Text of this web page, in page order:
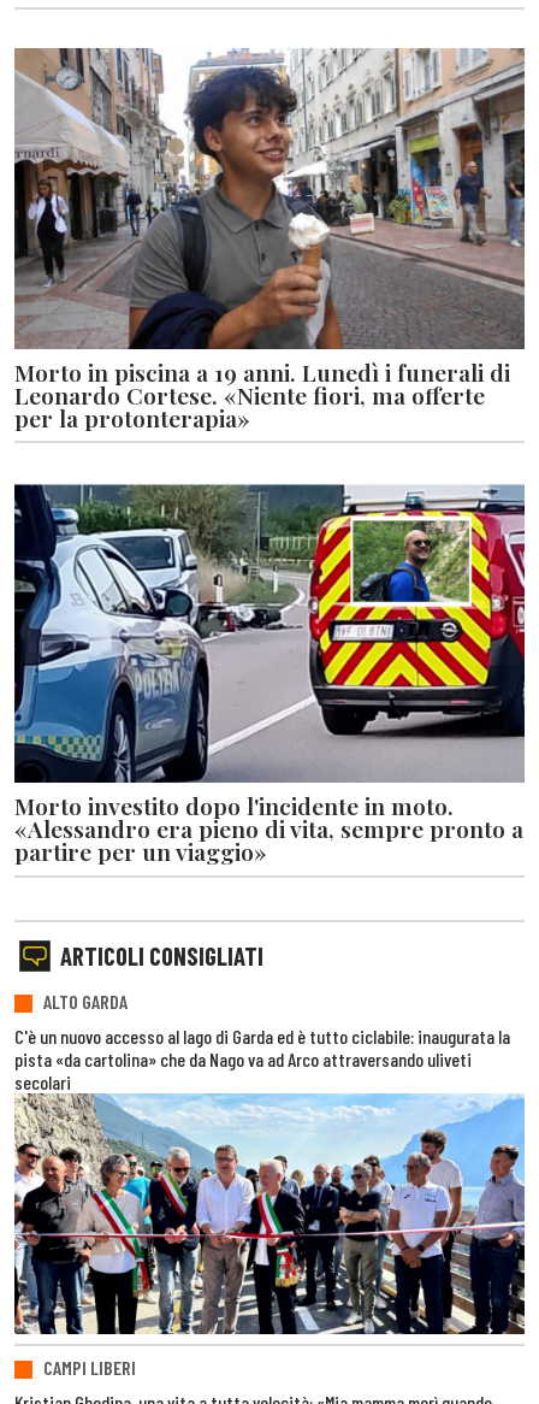
Morto in piscina a 19 anni. Lunedì i funerali di
Leonardo Cortese. «Niente fiori, ma offerte
per la protonterapia»
Morto investito dopo l'incidente in moto.
«Alessandro era pieno di vita, sempre pronto a
partire per un viaggio»
ARTICOLI CONSIGLIATI
ALTO GARDA
C'è un nuovo accesso al lago di Garda ed è tutto ciclabile: inaugurata la
pista «da cartolina» che da Nago va ad Arco attraversando uliveti
secolari
CAMPI LIBERI